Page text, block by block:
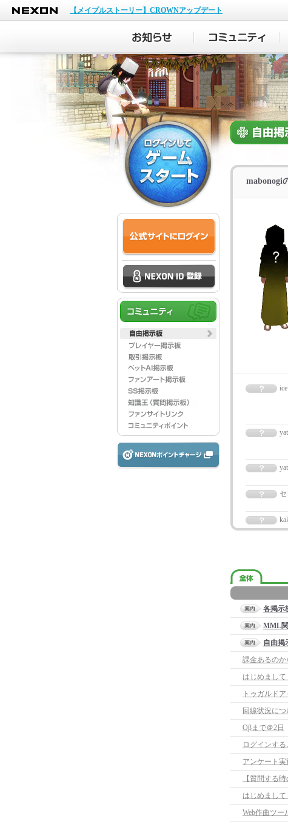
NEXON
【メイプルストーリー】CROWNアップデート
mabonogi
ice
各掲示
MML
自由掲
課金あるのか
はじめまして
トゥガルド
回線状況につ
Oβまで＠2日
ログインす
アンケート実
はじめまして
Web作曲ツー